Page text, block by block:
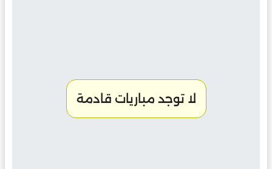
لا توجد مباريات قادمة